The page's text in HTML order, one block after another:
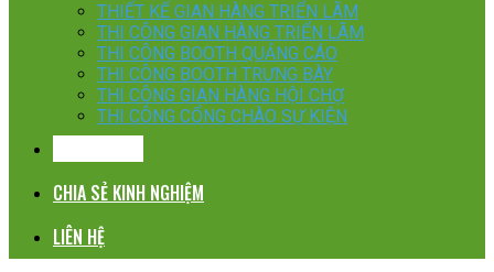
THIẾT KẾ GIAN HÀNG TRIỂN LÃM
THI CÔNG GIAN HÀNG TRIỂN LÃM
THI CÔNG BOOTH QUẢNG CÁO
THI CÔNG BOOTH TRƯNG BÀY
THI CÔNG GIAN HÀNG HỘI CHỢ
THI CÔNG CỔNG CHÀO SỰ KIỆN
CHIA SẺ KINH NGHIỆM
LIÊN HỆ